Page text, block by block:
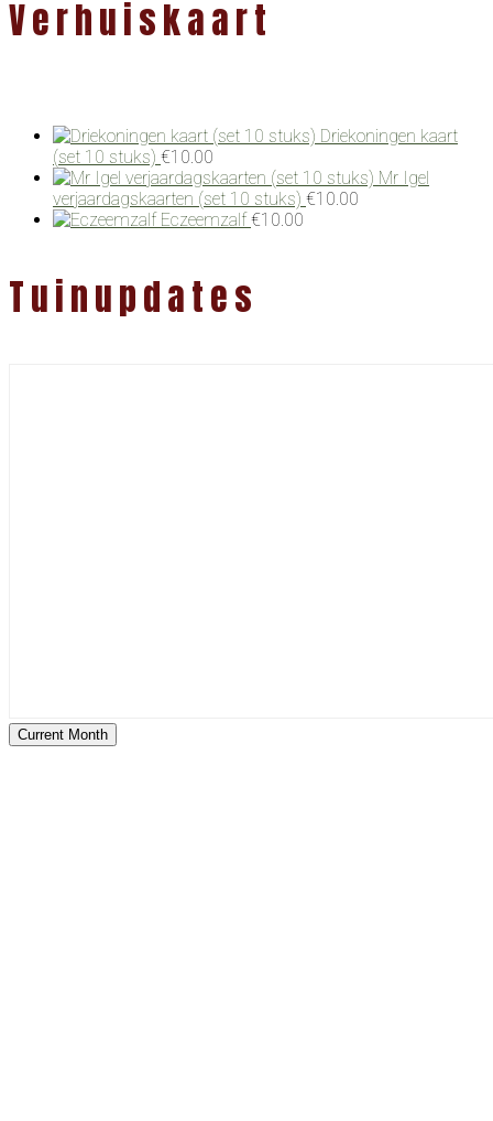
Verhuiskaart
Driekoningen kaart
(set 10 stuks) €10.00
Mr Igel
verjaardagskaarten (set 10 stuks) €10.00
Eczeemzalf €10.00
Tuinupdates
Current Month